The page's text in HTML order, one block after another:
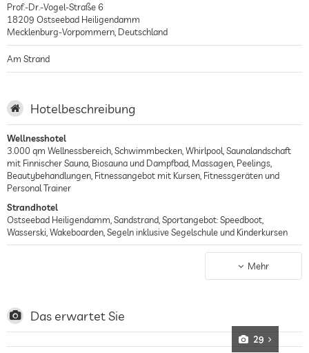
Prof.-Dr.-Vogel-Straße 6
18209 Ostseebad Heiligendamm
Mecklenburg-Vorpommern Deutschland
Am Strand
Hotelbeschreibung
Wellnesshotel
3.000 qm Wellnessbereich, Schwimmbecken, Whirlpool, Saunalandschaft
mit Finnischer Sauna, Biosauna und Dampfbad, Massagen, Peelings,
Beautybehandlungen, Fitnessangebot mit Kursen, Fitnessgeräten und
Personal Trainer
Strandhotel
Ostseebad Heiligendamm, Sandstrand, Sportangebot: Speedboot,
Wasserski, Wakeboarden, Segeln inklusive Segelschule und Kinderkursen
6 historische Gebäude aus dem 18. und 19. Jahrhundert, geplant von
Johann Christoph Heinrich von Seydwitz, Carl Theodor Severin und Gustav
man bei gutem Wetter speisen kann, Sternerestaurant „Friedrich Franz“
Familienhotel
Kinderclub, dreistöckige Villa als Kinderspielplatz, kinderfreundliches
Mehr
Das erwartet Sie
29